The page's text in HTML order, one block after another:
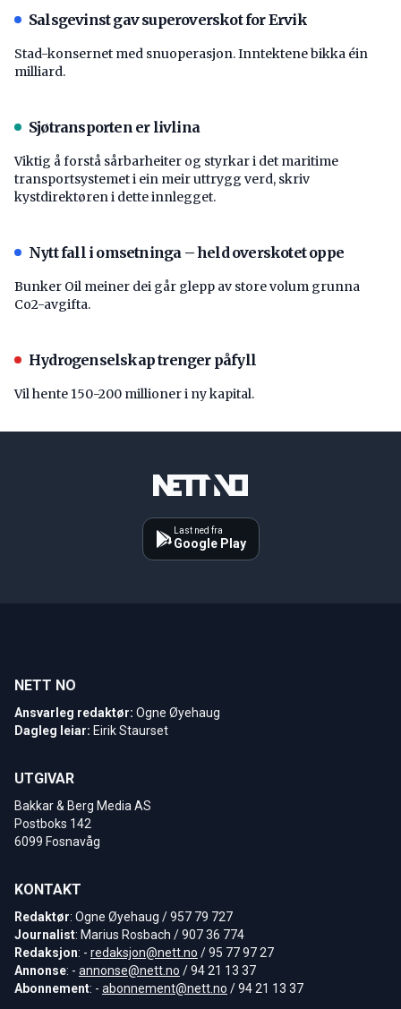
Salsgevinst gav superoverskot for Ervik
Stad-konsernet med snuoperasjon. Inntektene bikka éin
milliard.
Sjøtransporten er livlina
Viktig å forstå ­sårbarheiter og styrkar i det maritime
transport­systemet i ein meir uttrygg verd, skriv
kystdirektøren i dette innlegget.
Nytt fall i omsetninga – held overskotet oppe
Bunker Oil meiner dei går glepp av store volum grunna
Co2-avgifta.
Hydrogenselskap trenger påfyll
Vil hente 150-200 millioner i ny kapital.
Last ned fra
Google Play
NETT NO
Ansvarleg redaktør: Ogne Øyehaug
Dagleg leiar: Eirik Staurset
UTGIVAR
Bakkar & Berg Media AS
Postboks 142
6099 Fosnavåg
KONTAKT
Redaktør: Ogne Øyehaug / 957 79 727
Journalist: Marius Rosbach / 907 36 774
Redaksjon: - redaksjon@nett.no / 95 77 97 27
Annonse: - annonse@nett.no / 94 21 13 37
Abonnement: - abonnement@nett.no / 94 21 13 37